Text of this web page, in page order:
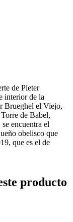
de Pieter
interior de la
Brueghel el Viejo,
de Babel,
encuentra el
obelisco que
que es el de
producto